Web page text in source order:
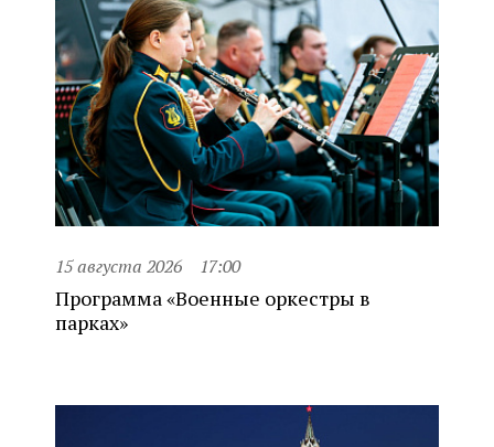
15 августа 2026 17:00
Программа «Военные оркестры в
парках»